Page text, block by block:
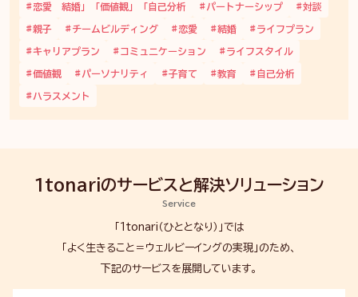
恋愛 結婚」「価値観」「自己分析 パートナーシップ 対談
親子 チームビルディング 恋愛 結婚 ライフプラン
キャリアプラン コミュニケーション ライフスタイル
価値観 パーソナリティ 子育て 教育 自己分析
ハラスメント
1tonariのサービスと解決ソリューション
Service
「1tonari（ひととなり）」では
「よく生きること＝ウェルビーイングの実現」のため、
下記のサービスを展開しています。